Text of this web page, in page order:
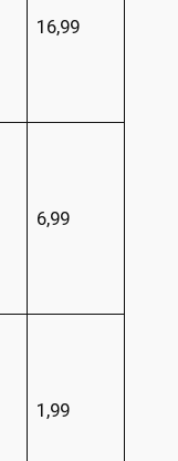
16,99
6,99
1,99